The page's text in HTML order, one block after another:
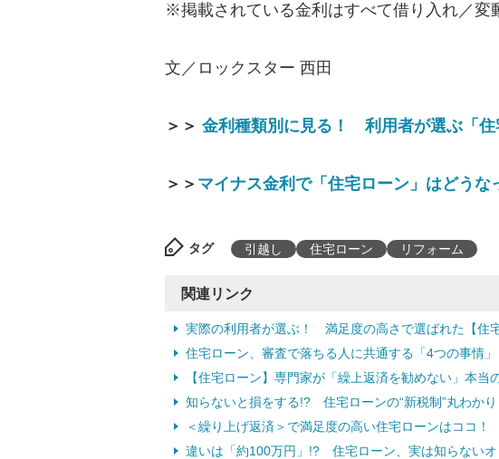
※掲載されている金利はすべて借り入れ／変
文／ロックスター 西田
＞＞ 金利種類別に見る！ 利用者が選ぶ「
＞＞ マイナス金利で「住宅ローン」はどう
タグ 引越し 住宅ローン リフォーム
関連リンク
実際の利用者が選ぶ！ 満足度の高さで選ばれた【住
住宅ローン、審査で落ちる人に共通する「4つの事情」
【住宅ローン】専門家が「繰上返済を勧めない」本当
知らないと損をする!? 住宅ローンの“新税制”丸わかり
＜繰り上げ返済＞で満足度の高い住宅ローンはココ
違いは「約100万円」!? 住宅ローン、実は知らない